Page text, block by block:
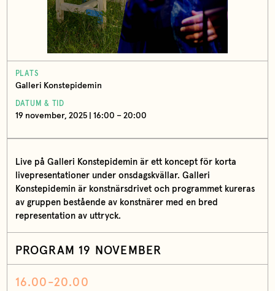
PLATS
Galleri Konstepidemin
DATUM & TID
19 november, 2025 | 16:00 – 20:00
Live på Galleri Konstepidemin är ett koncept för korta
livepresentationer under onsdagskvällar. Galleri
Konstepidemin är konstnärsdrivet och programmet kureras
av gruppen bestående av konstnärer med en bred
representation av uttryck.
PROGRAM 19 NOVEMBER
16.00-20.00